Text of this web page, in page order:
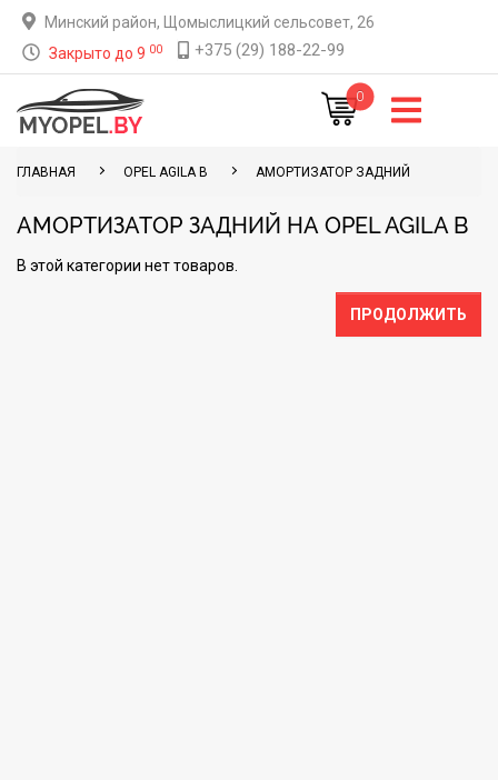
Минский район, Щомыслицкий сельсовет, 26
Закрыто до 9 00 +375 (29) 188-22-99
0
ГЛАВНАЯ OPEL AGILA B АМОРТИЗАТОР ЗАДНИЙ
АМОРТИЗАТОР ЗАДНИЙ НА OPEL AGILA B
В этой категории нет товаров.
ПРОДОЛЖИТЬ